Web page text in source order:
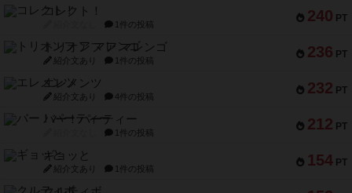
240 PT
コレクト！
1件の投稿
236 PT
トリオンフ ア マレンゴ
紹介文あり 1件の投稿
232 PT
エレメンツ
紹介文あり 4件の投稿
212 PT
バー！パーティー
1件の投稿
154 PT
ギョッと
紹介文あり 1件の投稿